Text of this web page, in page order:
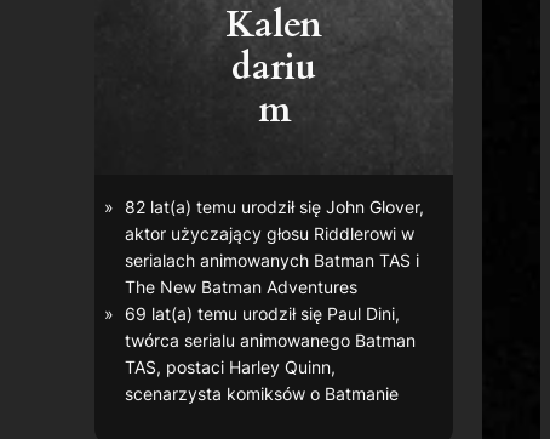
Kalen
dariu
m
82 lat(a) temu urodził się John Glover,
aktor użyczający głosu Riddlerowi w
serialach animowanych Batman TAS i
The New Batman Adventures
69 lat(a) temu urodził się Paul Dini,
twórca serialu animowanego Batman
TAS, postaci Harley Quinn,
scenarzysta komiksów o Batmanie